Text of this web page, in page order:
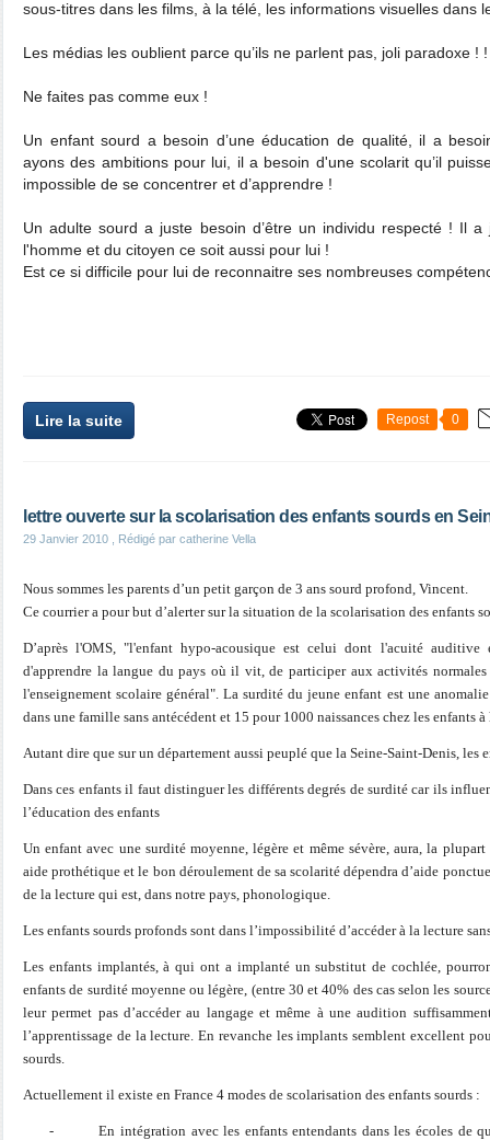
sous-titres dans les films, à la télé, les informations visuelles dans
Les médias les oublient parce qu’ils ne parlent pas, joli paradoxe !
Ne faites pas comme eux !
Un enfant sourd a besoin d’une éducation de qualité, il a
ayons des ambitions pour lui, il a besoin d'une scolarit qu’il
impossible de se concentrer et d’apprendre !
Un adulte sourd a juste besoin d’être un individu respecté ! Il
l'homme et du citoyen ce soit aussi pour lui !
Est ce si difficile pour lui de reconnaitre ses nombreuses
Lire la suite Repost 0
lettre ouverte sur la scolarisation des enfants sourds en
29 Janvier 2010 , Rédigé par catherine Vella
Nous sommes les parents d’un petit garçon de 3 ans sourd profond, Vincent.
Ce courrier a pour but d’alerter sur la situation de la scolarisation des enfants
D’après l'OMS, "l'enfant hypo-acousique est celui dont l'acuité
d'apprendre la langue du pays où il vit, de participer aux activités
l'enseignement scolaire général". La surdité du jeune enfant est une
dans une famille sans antécédent et 15 pour 1000 naissances chez les enfants
Autant dire que sur un département aussi peuplé que la Seine-Saint-Denis, les
Dans ces enfants il faut distinguer les différents degrés de surdité car ils
l’éducation des enfants
Un enfant avec une surdité moyenne, légère et même sévère, aura, la
aide prothétique et le bon déroulement de sa scolarité dépendra d’aide
de la lecture qui est, dans notre pays, phonologique.
Les enfants sourds profonds sont dans l’impossibilité d’accéder à la lecture
Les enfants implantés, à qui ont a implanté un substitut de cochlée,
enfants de surdité moyenne ou légère, (entre 30 et 40% des cas selon les
leur permet pas d’accéder au langage et même à une audition
l’apprentissage de la lecture. En revanche les implants semblent excellent
sourds.
Actuellement il existe en France 4 modes de scolarisation des enfants sourds :
-
En intégration avec les enfants entendants dans les écoles de